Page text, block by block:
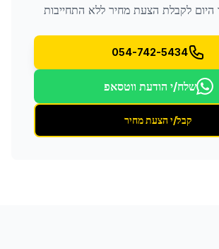
היום לקבלת הצעת מחיר ללא התחייבות
054-742-5434
שלח/י הודעת ווטסאפ
קבל/י הצעת מחיר